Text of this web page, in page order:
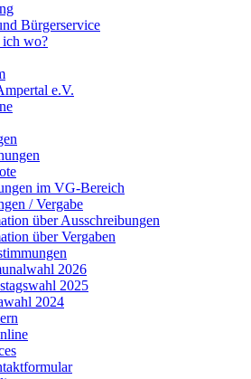
Bürgerservice
ich wo?
e.V.
im VG-Bereich
/ Vergabe
über Ausschreibungen
über Vergaben
2026
2025
2024